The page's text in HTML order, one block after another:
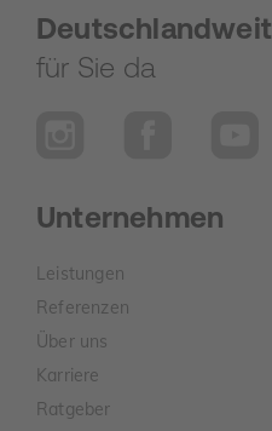
Deutschlandweit
für Sie da
Unternehmen
Leistungen
Referenzen
Über uns
Karriere
Ratgeber